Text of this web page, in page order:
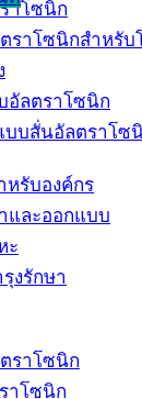
าโซนิก
ราโซนิกสำหรับ
อัลตราโซนิก
บบสั่นอัลตราโซ
หรับองค์กร
และออกแบบ
ะ
งรักษา
ราโซนิก
าโซนิก